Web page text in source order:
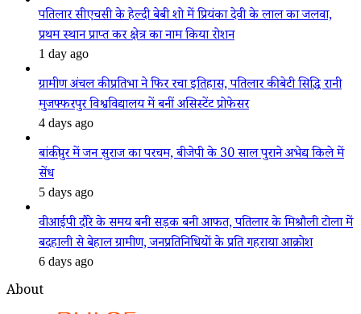
पतिलार सीएचसी के हेल्दी बेबी शो में प्रियंका देवी के लाल का जलवा,
प्रथम स्थान प्राप्त कर क्षेत्र का नाम किया रोशन
1 day ago
ग्रामीण अंचल की प्रतिभा ने फिर रचा इतिहास, पतिलार की बेटी सिद्धि रानी
मुजफ्फरपुर विश्वविद्यालय में बनीं असिस्टेंट प्रोफेसर
4 days ago
बांकीपुर में जन सुराज का परचम, बीजेपी के 30 साल पुराने अभेद्य किले में
सेंध
5 days ago
वीआईपी दौरे के समय बनी सड़क बनी आफत, पतिलार के मिश्रौली टोला में
बदहाली से बेहाल ग्रामीण, जनप्रतिनिधियों के प्रति गहराया आक्रोश
6 days ago
About